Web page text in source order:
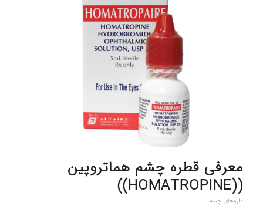
معرفی قطره چشم هماتروپین
((HOMATROPINE))
داروهای چشم